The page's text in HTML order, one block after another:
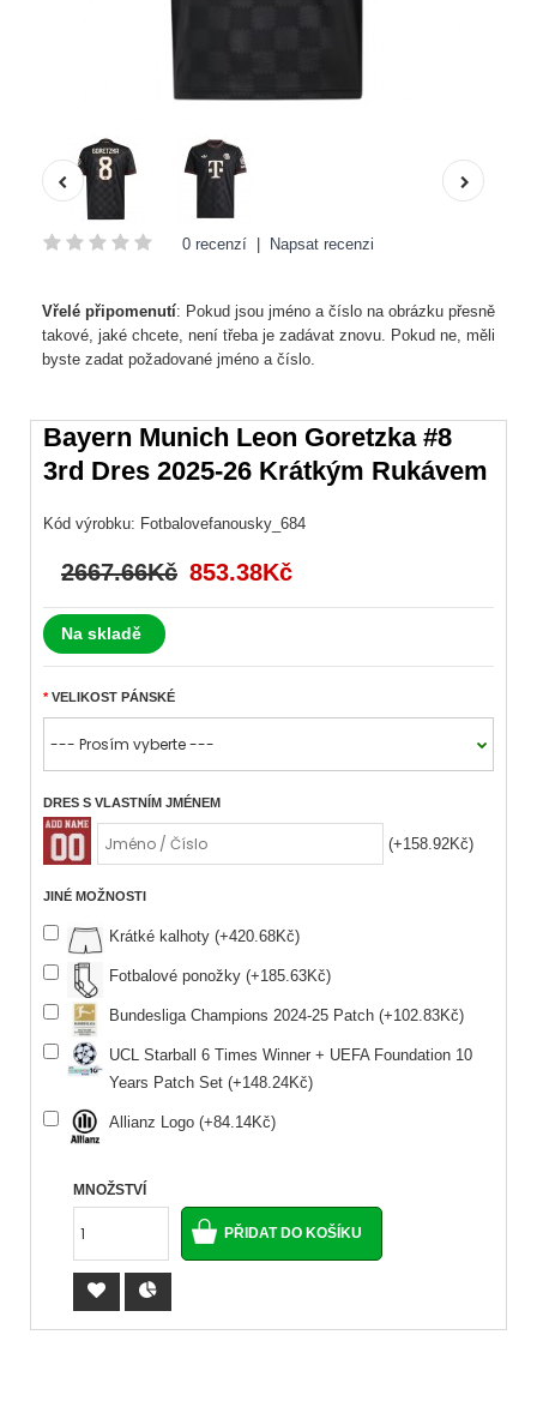
0 recenzí Napsat recenzi
Vřelé připomenutí: Pokud jsou jméno a číslo na obrázku přesně
takové, jaké chcete, není třeba je zadávat znovu. Pokud ne, měli
byste zadat požadované jméno a číslo.
Bayern Munich Leon Goretzka #8
3rd Dres 2025-26 Krátkým Rukávem
Kód výrobku: Fotbalovefanousky_684
2667.66Kč 853.38Kč
Na skladě
VELIKOST PÁNSKÉ
DRES S VLASTNÍM JMÉNEM
(+158.92Kč)
JINÉ MOŽNOSTI
Krátké kalhoty (+420.68Kč)
Fotbalové ponožky (+185.63Kč)
Bundesliga Champions 2024-25 Patch (+102.83Kč)
UCL Starball 6 Times Winner + UEFA Foundation 10
Years Patch Set (+148.24Kč)
Allianz Logo (+84.14Kč)
MNOŽSTVÍ